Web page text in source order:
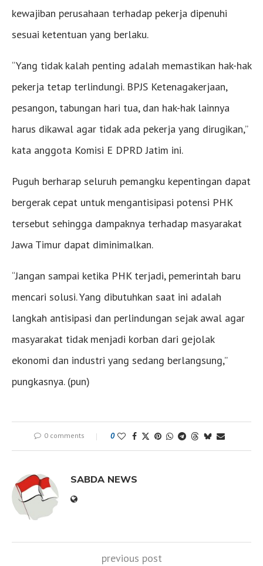
kewajiban perusahaan terhadap pekerja dipenuhi
sesuai ketentuan yang berlaku.
“Yang tidak kalah penting adalah memastikan hak-hak
pekerja tetap terlindungi. BPJS Ketenagakerjaan,
pesangon, tabungan hari tua, dan hak-hak lainnya
harus dikawal agar tidak ada pekerja yang dirugikan,”
kata anggota Komisi E DPRD Jatim ini.
Puguh berharap seluruh pemangku kepentingan dapat
bergerak cepat untuk mengantisipasi potensi PHK
tersebut sehingga dampaknya terhadap masyarakat
Jawa Timur dapat diminimalkan.
“Jangan sampai ketika PHK terjadi, pemerintah baru
mencari solusi. Yang dibutuhkan saat ini adalah
langkah antisipasi dan perlindungan sejak awal agar
masyarakat tidak menjadi korban dari gejolak
ekonomi dan industri yang sedang berlangsung,”
pungkasnya. (pun)
0 comments 0
SABDA NEWS
previous post